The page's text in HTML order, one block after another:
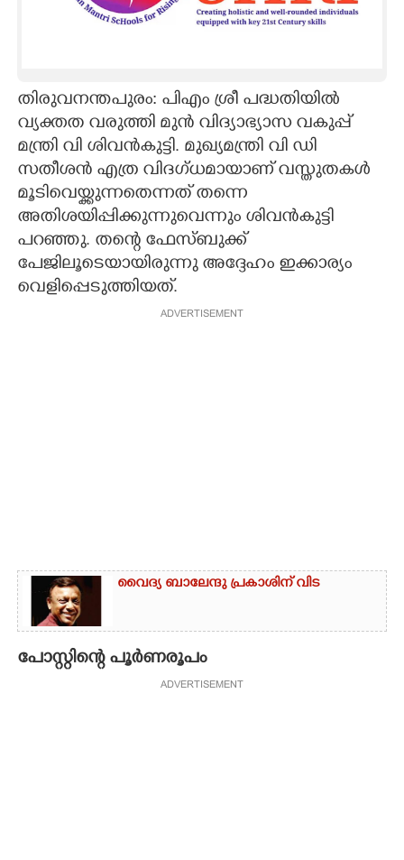
LITERATURE
ZOOM
CONTACT US
തിരുവനന്തപുരം: പിഎം ശ്രീ പദ്ധതിയിൽ
വ്യക്തത വരുത്തി മുൻ വിദ്യാഭ്യാസ വകുപ്പ്
മന്ത്രി വി ശിവൻകുട്ടി. മുഖ്യമന്ത്രി വി ഡി
സതീശൻ എത്ര വിദഗ്ധമായാണ് വസ്തുതകൾ
മൂടിവെയ്ക്കുന്നതെന്നത് തന്നെ
അതിശയിപ്പിക്കുന്നുവെന്നും ശിവൻകുട്ടി
പറഞ്ഞു. തന്റെ ഫേസ്ബുക്ക്
പേജിലൂടെയായിരുന്നു അദ്ദേഹം ഇക്കാര്യം
വെളിപ്പെടുത്തിയത്.
ADVERTISEMENT
വൈദ്യ ബാലേന്ദു പ്രകാശിന് വിട
പോസ്റ്റിന്റെ പൂർണരൂപം
ADVERTISEMENT